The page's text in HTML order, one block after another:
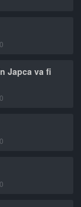
0
Japca va fi
0
0
0